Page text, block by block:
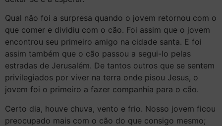
Qual não foi a surpresa quando o jovem retornou com o
que comer e dividiu com o cão. Foi assim que o jovem
encontrou seu primeiro amigo na cidade santa. E foi
assim também que o cão passou a segui-lo pelas
estradas de Jerusalém. De tantos outros que se sentem
privilegiados por viver na terra onde pisou Jesus, o
jovem foi o primeiro a fazer companhia para o cão.
Certo dia, houve chuva, vento e frio. Nosso jovem ficou
preocupado mais com o cão do que consigo mesmo;